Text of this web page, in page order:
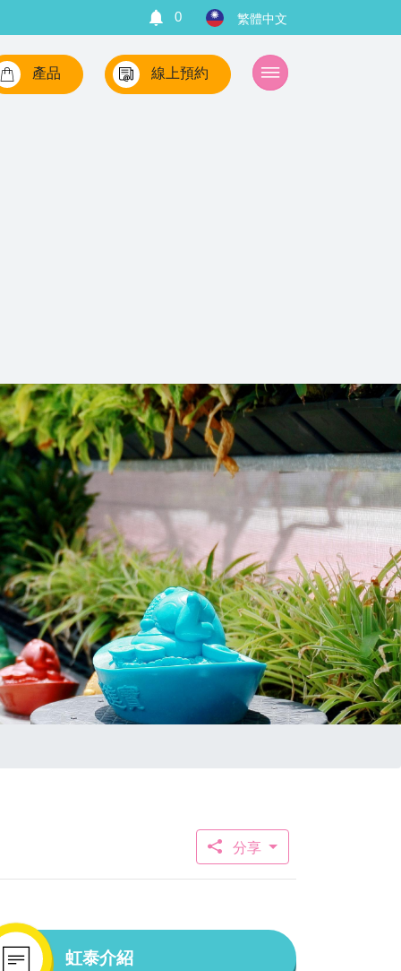
0
產品 線上預約
分享
虹泰介紹